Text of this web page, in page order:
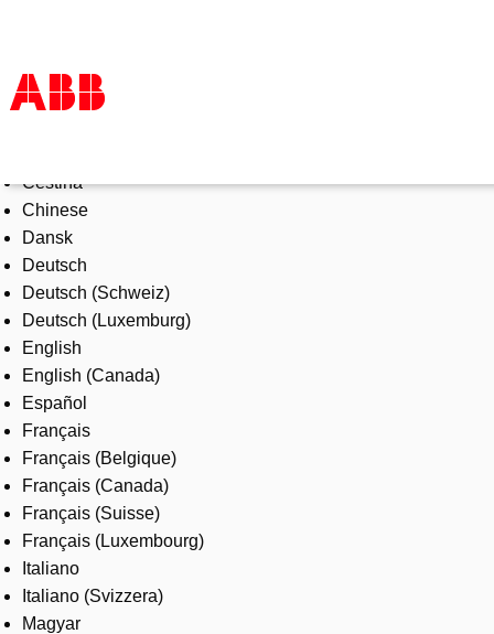
Products & Solutions
Industries
Services
About us
Where to buy
Contact us
Careers
Čeština
Chinese
Dansk
Deutsch
Deutsch (Schweiz)
Deutsch (Luxemburg)
English
English (Canada)
Español
Français
Français (Belgique)
Français (Canada)
Français (Suisse)
Français (Luxembourg)
Italiano
Italiano (Svizzera)
Magyar